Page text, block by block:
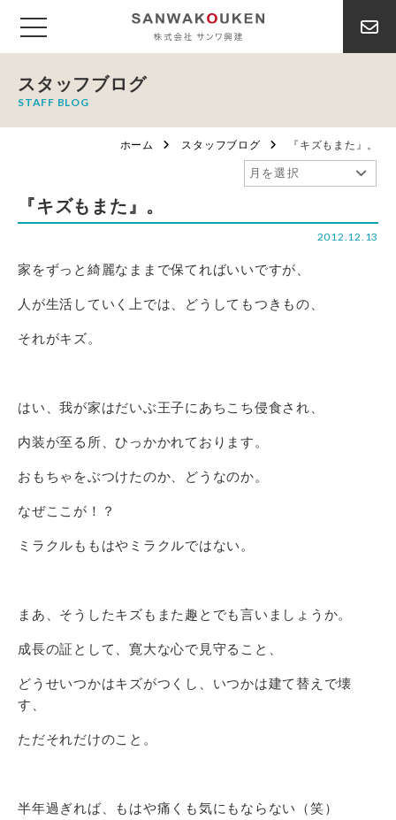
スタッフブログ
STAFF BLOG
ホーム スタッフブログ 『キズもまた』。
『キズもまた』。
2012.12.13
家をずっと綺麗なままで保てればいいですが、
人が生活していく上では、どうしてもつきもの、
それがキズ。
はい、我が家はだいぶ王子にあちこち侵食され、
内装が至る所、ひっかかれております。
おもちゃをぶつけたのか、どうなのか。
なぜここが！？
ミラクルももはやミラクルではない。
まあ、そうしたキズもまた趣とでも言いましょうか。
成長の証として、寛大な心で見守ること、
どうせいつかはキズがつくし、いつかは建て替えで壊
す、
ただそれだけのこと。
半年過ぎれば、もはや痛くも気にもならない（笑）